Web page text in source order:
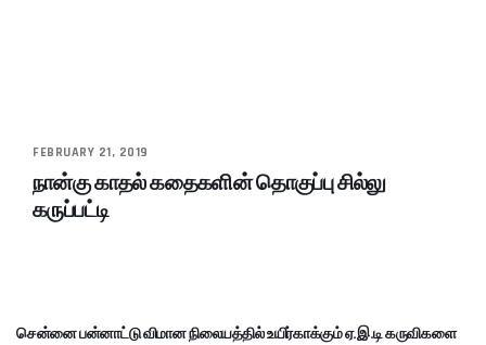
FEBRUARY 21, 2019
நான்கு காதல் கதைகளின் தொகுப்பு சில்லு
கருப்பட்டி
சென்னை பன்னாட்டு விமான நிலையத்தில் உயிர்காக்கும் ஏ.இ.டி கருவிகளை